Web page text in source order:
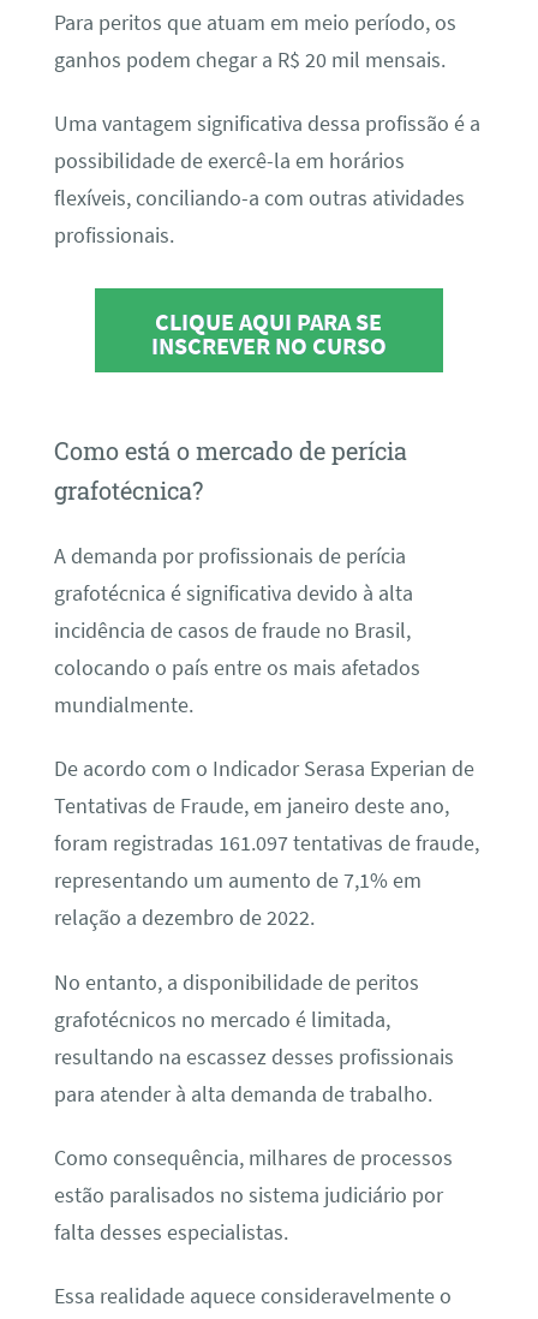
Para peritos que atuam em meio período, os
ganhos podem chegar a R$ 20 mil mensais.
Uma vantagem significativa dessa profissão é a
possibilidade de exercê-la em horários
flexíveis, conciliando-a com outras atividades
profissionais.
CLIQUE AQUI PARA SE
INSCREVER NO CURSO
Como está o mercado de perícia
grafotécnica?
A demanda por profissionais de perícia
grafotécnica é significativa devido à alta
incidência de casos de fraude no Brasil,
colocando o país entre os mais afetados
mundialmente.
De acordo com o Indicador Serasa Experian de
Tentativas de Fraude, em janeiro deste ano,
foram registradas 161.097 tentativas de fraude,
representando um aumento de 7,1% em
relação a dezembro de 2022.
No entanto, a disponibilidade de peritos
grafotécnicos no mercado é limitada,
resultando na escassez desses profissionais
para atender à alta demanda de trabalho.
Como consequência, milhares de processos
estão paralisados no sistema judiciário por
falta desses especialistas.
Essa realidade aquece consideravelmente o